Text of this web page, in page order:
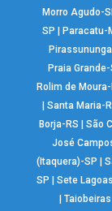
Morro Agudo-
SP |Paracatu-
Praia Grande-
Rolim de Moura-
|Santa Maria-
Borja-RS |São
José
(Itaquera)-SP |
SP |Sete
|